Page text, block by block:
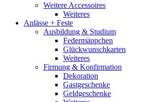
Weitere Accessoires
Weiteres
Anlässe + Feste
Ausbildung & Studium
Federmäppchen
Glückwunschkarten
Weiteres
Firmung & Konfirmation
Dekoration
Gastgeschenke
Geldgeschenke